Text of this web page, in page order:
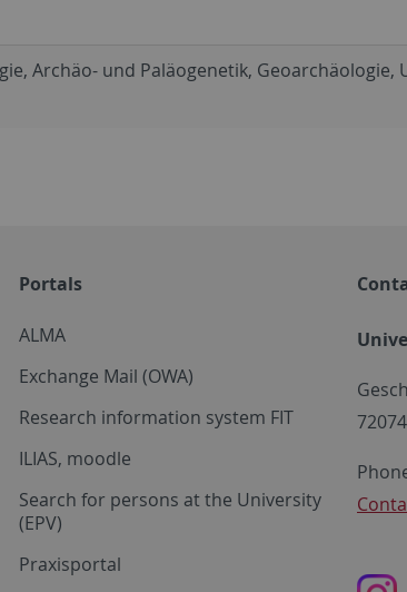
Archäo- und Paläogenetik, Geoarchäologie,
Portals
ALMA
Exchange Mail (OWA)
Research information system FIT
ILIAS, moodle
Search for persons at the University
(EPV)
Praxisportal